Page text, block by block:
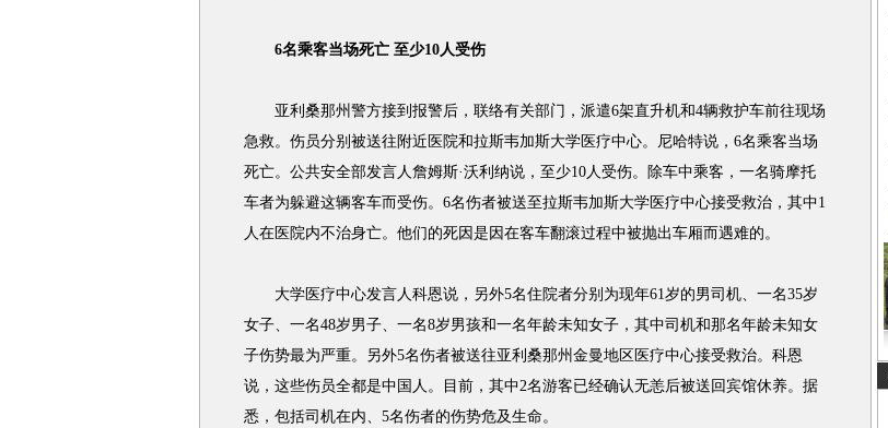
6名乘客当场死亡 至少10人受伤
亚利桑那州警方接到报警后，联络有关部门，派遣6架直升机和4辆救护车前往现场
急救。伤员分别被送往附近医院和拉斯韦加斯大学医疗中心。尼哈特说，6名乘客当场
死亡。公共安全部发言人詹姆斯·沃利纳说，至少10人受伤。除车中乘客，一名骑摩托
车者为躲避这辆客车而受伤。6名伤者被送至拉斯韦加斯大学医疗中心接受救治，其中1
人在医院内不治身亡。他们的死因是因在客车翻滚过程中被抛出车厢而遇难的。
大学医疗中心发言人科恩说，另外5名住院者分别为现年61岁的男司机、一名35岁
女子、一名48岁男子、一名8岁男孩和一名年龄未知女子，其中司机和那名年龄未知女
子伤势最为严重。另外5名伤者被送往亚利桑那州金曼地区医疗中心接受救治。科恩
说，这些伤员全都是中国人。目前，其中2名游客已经确认无恙后被送回宾馆休养。据
悉，包括司机在内、5名伤者的伤势危及生命。